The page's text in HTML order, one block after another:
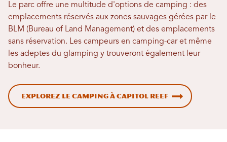
Le parc offre une multitude d'options de camping : des
emplacements réservés aux zones sauvages gérées par le
BLM (Bureau of Land Management) et des emplacements
sans réservation. Les campeurs en camping-car et même
les adeptes du glamping y trouveront également leur
bonheur.
Explorez le camping à Capitol Reef